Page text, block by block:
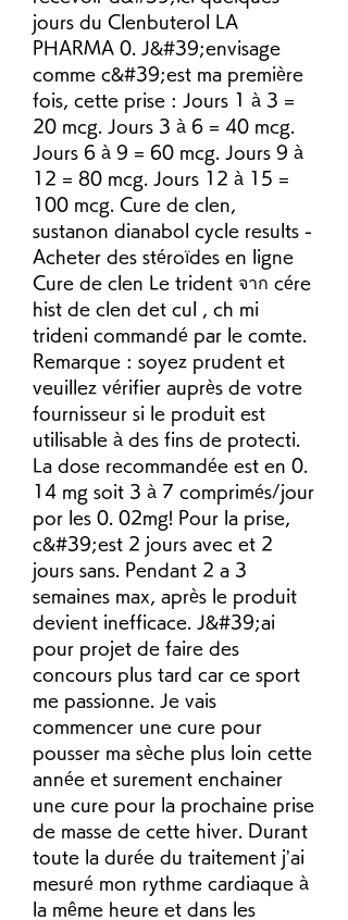
jours du Clenbuterol LA
PHARMA 0. J&#39;envisage
comme c&#39;est ma première
fois, cette prise : Jours 1 à 3 =
20 mcg. Jours 3 à 6 = 40 mcg.
Jours 6 à 9 = 60 mcg. Jours 9 à
12 = 80 mcg. Jours 12 à 15 =
100 mcg. Cure de clen,
sustanon dianabol cycle results -
Acheter des stéroïdes en ligne
Cure de clen Le trident จาก cére
hist de clen det cul , ch mi
trideni commandé par le comte.
Remarque : soyez prudent et
veuillez vérifier auprès de votre
fournisseur si le produit est
utilisable à des fins de protecti.
La dose recommandée est en 0.
14 mg soit 3 à 7 comprimés/jour
por les 0. 02mg! Pour la prise,
c&#39;est 2 jours avec et 2
jours sans. Pendant 2 a 3
semaines max, après le produit
devient inefficace. J&#39;ai
pour projet de faire des
concours plus tard car ce sport
me passionne. Je vais
commencer une cure pour
pousser ma sèche plus loin cette
année et surement enchainer
une cure pour la prochaine prise
de masse de cette hiver. Durant
toute la durée du traitement j’ai
mesuré mon rythme cardiaque à
la même heure et dans les